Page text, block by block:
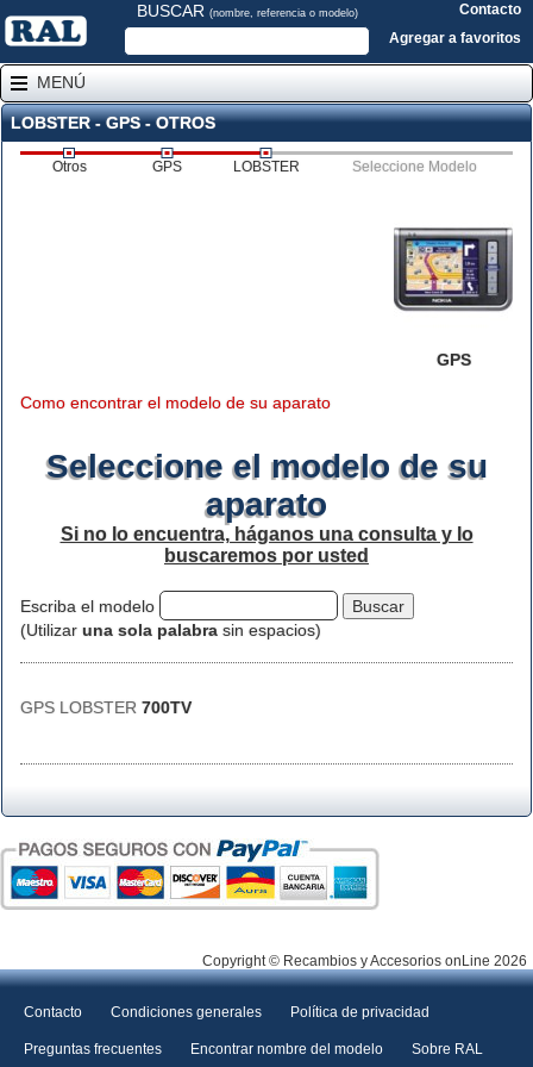
BUSCAR (nombre, referencia o modelo)
Contacto
Agregar a favoritos
MENÚ
LOBSTER - GPS - OTROS
Otros GPS LOBSTER Seleccione Modelo
GPS
Como encontrar el modelo de su aparato
Seleccione el modelo de su
aparato
Si no lo encuentra, háganos una consulta y lo
buscaremos por usted
Escriba el modelo
(Utilizar una sola palabra sin espacios)
GPS LOBSTER 700TV
Copyright © Recambios y Accesorios onLine 2026
Contacto Condiciones generales Política de privacidad
Preguntas frecuentes Encontrar nombre del modelo Sobre RAL